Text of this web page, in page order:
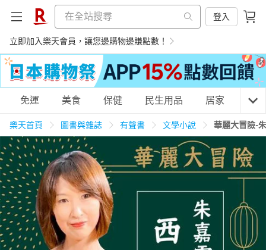
登入
立即加入樂天會員，讓您邊購物邊賺點數！
購物網分類
天天免運 美食蛋糕 養生保健 民生用品
居家生活 3C家電 親子玩具
免運 美食 保健 民生用品 居家 3C
樂天首頁 圖書與雜誌 有聲書 文學小說 華麗大冒險-